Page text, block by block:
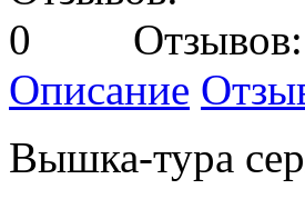
Описание
Вышка-тура